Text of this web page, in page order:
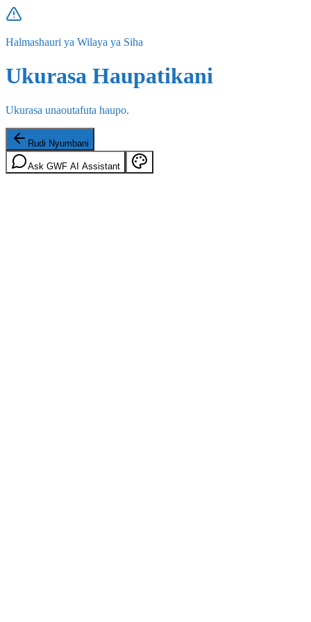
Halmashauri ya Wilaya ya Siha
Ukurasa Haupatikani
Ukurasa unaoutafuta haupo.
Rudi Nyumbani
Ask GWF AI Assistant